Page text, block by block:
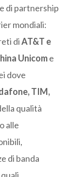
di partnership
mondiali:
diAT&T e
Unicome
dove
TIM,
qualità
alle
di banda